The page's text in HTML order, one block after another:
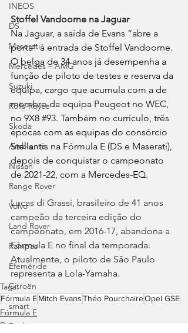
INEOS
DS
Maserati
Mercedes – AMG
Suzuki
Rolls-Royce
Skoda
Ambiente
Nissan
Range Rover
Volvo
Land Rover
Rampas
Efeméride
Citroën
smart
Zeekr
Stoffel Vandoorne na Jaguar
Na Jaguar, a saída de Evans “abre a
porta” à entrada de Stoffel Vandoorne.
O belga de 34 anos já desempenha a
função de piloto de testes e reserva da
equipa, cargo que acumula com a de
membro da equipa Peugeot no WEC,
no 9X8 #93. Também no currículo, três
épocas com as equipas do consórcio
Stellantis na Fórmula E (DS e Maserati),
depois de conquistar o campeonato
de 2021-22, com a Mercedes-EQ.
Lucas di Grassi, brasileiro de 41 anos
campeão da terceira edição do
campeonato, em 2016-17, abandona a
Fórmula E no final da temporada.
Atualmente, o piloto de São Paulo
representa a Lola-Yamaha.
Tags:
Fórmula EMitch EvansThéo PourchaireOpel GSE
Fórmula E
Desporto